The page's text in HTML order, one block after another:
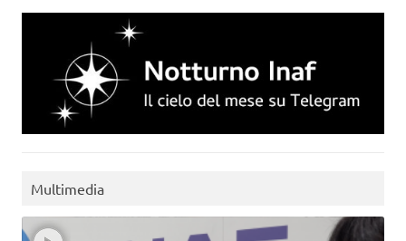
Multimedia